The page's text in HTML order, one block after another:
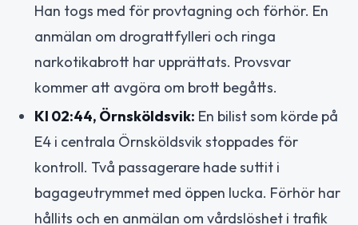
Han togs med för provtagning och förhör. En
anmälan om drograttfylleri och ringa
narkotikabrott har upprättats. Provsvar
kommer att avgöra om brott begåtts.
Kl 02:44, Örnsköldsvik: En bilist som körde på
E4 i centrala Örnsköldsvik stoppades för
kontroll. Två passagerare hade suttit i
bagageutrymmet med öppen lucka. Förhör har
hållits och en anmälan om vårdslöshet i trafik